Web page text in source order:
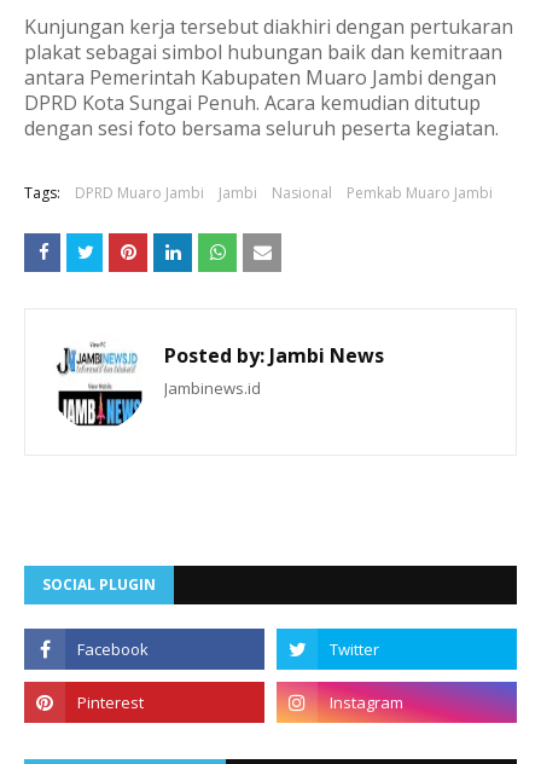
Kunjungan kerja tersebut diakhiri dengan pertukaran
plakat sebagai simbol hubungan baik dan kemitraan
antara Pemerintah Kabupaten Muaro Jambi dengan
DPRD Kota Sungai Penuh. Acara kemudian ditutup
dengan sesi foto bersama seluruh peserta kegiatan.
Tags: DPRD Muaro Jambi Jambi Nasional Pemkab Muaro Jambi
Posted by:Jambi News
Jambinews.id
SOCIAL PLUGIN